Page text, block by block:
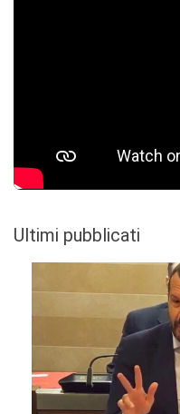
Ultimi pubblicati